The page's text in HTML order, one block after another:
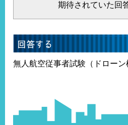
期待されていた回
無人航空従事者試験（ドローン